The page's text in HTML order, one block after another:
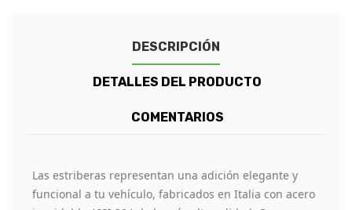
DESCRIPCIÓN
DETALLES DEL PRODUCTO
COMENTARIOS
Las estriberas representan una adición elegante y
funcional a tu vehículo, fabricados en Italia con acero